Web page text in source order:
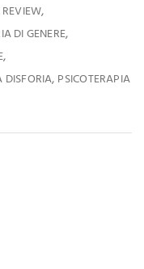
,
DI GENERE,
,
DISFORIA, PSICOTERAPIA